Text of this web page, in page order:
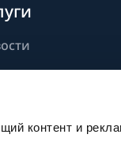
контент иразвитие